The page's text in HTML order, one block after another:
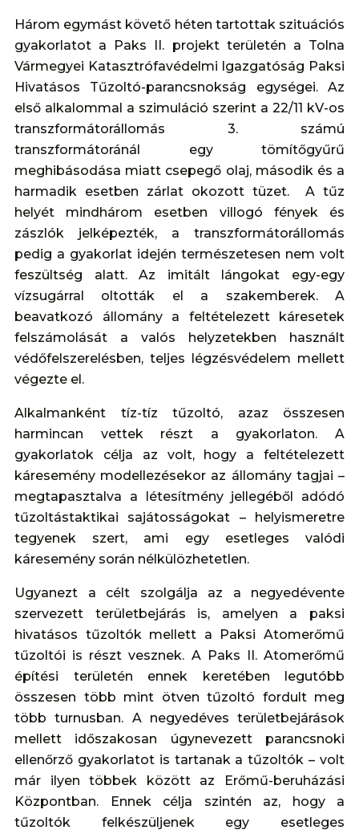
Három egymást követő héten tartottak szituációs
gyakorlatot a Paks II. projekt területén a Tolna
Vármegyei Katasztrófavédelmi Igazgatóság Paksi
Hivatásos Tűzoltó-parancsnokság egységei. Az
első alkalommal a szimuláció szerint a 22/11 kV-os
transzformátorállomás 3. számú
transzformátoránál egy tömítőgyűrű
meghibásodása miatt csepegő olaj, második és a
harmadik esetben zárlat okozott tüzet. A tűz
helyét mindhárom esetben villogó fények és
zászlók jelképezték, a transzformátorállomás
pedig a gyakorlat idején természetesen nem volt
feszültség alatt. Az imitált lángokat egy-egy
vízsugárral oltották el a szakemberek. A
beavatkozó állomány a feltételezett káresetek
felszámolását a valós helyzetekben használt
védőfelszerelésben, teljes légzésvédelem mellett
végezte el.
Alkalmanként tíz-tíz tűzoltó, azaz összesen
harmincan vettek részt a gyakorlaton. A
gyakorlatok célja az volt, hogy a feltételezett
káresemény modellezésekor az állomány tagjai –
megtapasztalva a létesítmény jellegéből adódó
tűzoltástaktikai sajátosságokat – helyismeretre
tegyenek szert, ami egy esetleges valódi
káresemény során nélkülözhetetlen.
Ugyanezt a célt szolgálja az a negyedévente
szervezett területbejárás is, amelyen a paksi
hivatásos tűzoltók mellett a Paksi Atomerőmű
tűzoltói is részt vesznek. A Paks II. Atomerőmű
építési területén ennek keretében legutóbb
összesen több mint ötven tűzoltó fordult meg
több turnusban. A negyedéves területbejárások
mellett időszakosan úgynevezett parancsnoki
ellenőrző gyakorlatot is tartanak a tűzoltók – volt
már ilyen többek között az Erőmű-beruházási
Központban. Ennek célja szintén az, hogy a
tűzoltók felkészüljenek egy esetleges